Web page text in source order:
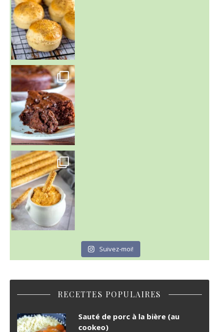
~ GÂTEAU FONDANT CHOCO NOISETTE ~
C'est lundi
Suivez-moi!
RECETTES POPULAIRES
Sauté de porc à la bière (au
cookeo)